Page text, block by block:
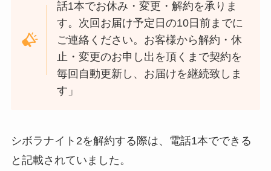
話1本でお休み・変更・解約を承りま
す。次回お届け予定日の10日前までに
ご連絡ください。お客様から解約・休
止・変更のお申し出を頂くまで契約を
毎回自動更新し、お届けを継続致しま
す」
シボラナイト2を解約する際は、電話1本でできる
と記載されていました。